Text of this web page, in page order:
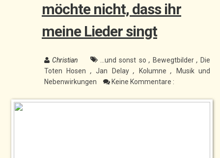
möchte nicht, dass ihr
meine Lieder singt
Christian ...und sonst so , Bewegtbilder , Die
Toten Hosen ,Jan Delay, Kolumne,
Musik und
Nebenwirkungen
Keine Kommentare :